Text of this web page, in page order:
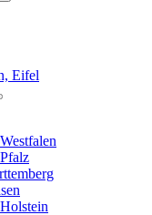
Eifel